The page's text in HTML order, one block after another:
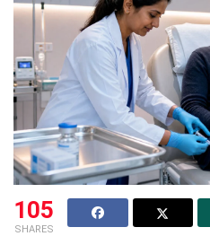
105
SHARES